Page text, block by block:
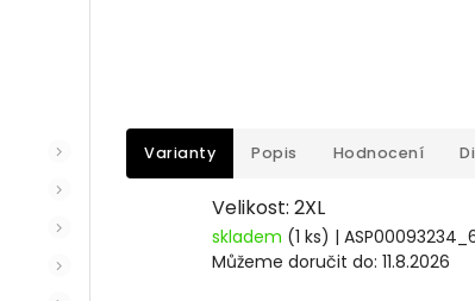
Varianty Popis Hodnocení
Velikost: 2XL
skladem (1 ks) |
Můžeme doručit do: 11.8.2026